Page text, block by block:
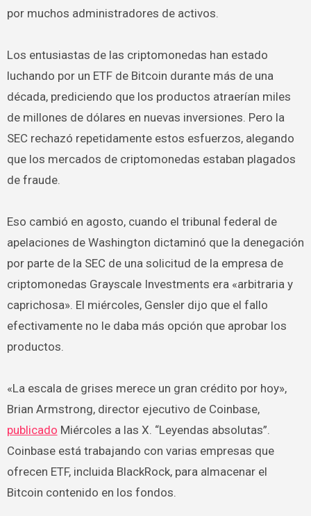
por muchos administradores de activos.
Los entusiastas de las criptomonedas han estado
luchando por un ETF de Bitcoin durante más de una
década, prediciendo que los productos atraerían miles
de millones de dólares en nuevas inversiones. Pero la
SEC rechazó repetidamente estos esfuerzos, alegando
que los mercados de criptomonedas estaban plagados
de fraude.
Eso cambió en agosto, cuando el tribunal federal de
apelaciones de Washington dictaminó que la denegación
por parte de la SEC de una solicitud de la empresa de
criptomonedas Grayscale Investments era «arbitraria y
caprichosa». El miércoles, Gensler dijo que el fallo
efectivamente no le daba más opción que aprobar los
productos.
«La escala de grises merece un gran crédito por hoy»,
Brian Armstrong, director ejecutivo de Coinbase,
publicado Miércoles a las X. “Leyendas absolutas”.
Coinbase está trabajando con varias empresas que
ofrecen ETF, incluida BlackRock, para almacenar el
Bitcoin contenido en los fondos.